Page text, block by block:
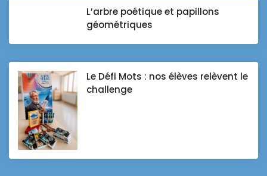
L’arbre poétique et papillons
géométriques
Le Défi Mots : nos élèves relèvent le
challenge